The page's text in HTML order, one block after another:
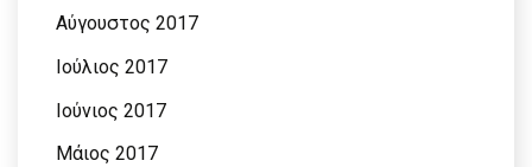
Αύγουστος 2017
Ιούλιος 2017
Ιούνιος 2017
Μάιος 2017